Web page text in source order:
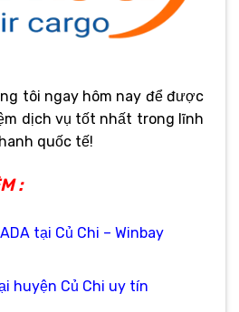
tôi ngay hôm nay để được
dịch vụ tốt nhất trong lĩnh
quốc tế!
:
tại Củ Chi – Winbay
huyện Củ Chi uy tín